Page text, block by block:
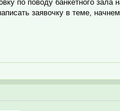
по поводу банкетного
заявочку в теме,